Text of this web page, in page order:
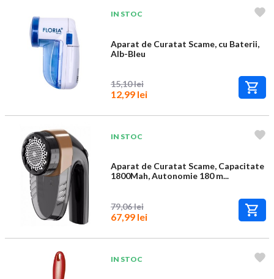
IN STOC
Aparat de Curatat Scame, cu Baterii,
Alb-Bleu
15,10 lei
12,99 lei
IN STOC
Aparat de Curatat Scame, Capacitate
1800Mah, Autonomie 180 m...
79,06 lei
67,99 lei
IN STOC